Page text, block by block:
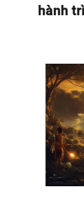
hành